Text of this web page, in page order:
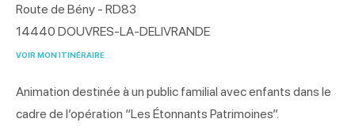
Route de Bény - RD83
14440 DOUVRES-LA-DELIVRANDE
VOIR MON ITINÉRAIRE
Animation destinée à un public familial avec enfants dans le
cadre de l’opération “Les Étonnants Patrimoines”.